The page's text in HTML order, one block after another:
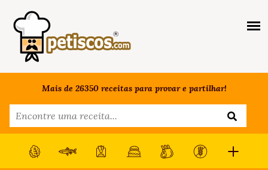
Mais de 26350 receitas para provar e partilhar!